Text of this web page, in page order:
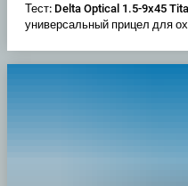
Тест: Delta Optical 1.5-9x45
универсальный прицел для